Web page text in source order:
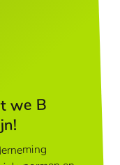
we B